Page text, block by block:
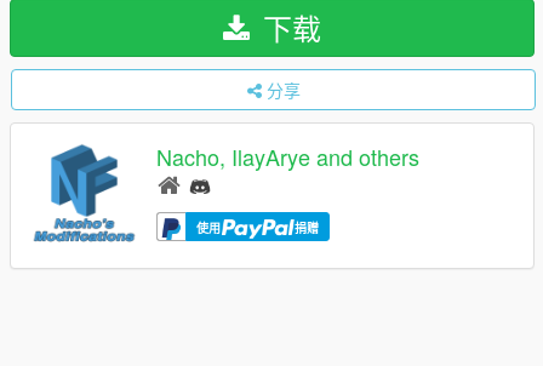
下载
分享
Nacho, IlayArye and others
使用 捐赠